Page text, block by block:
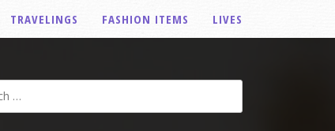
TRAVELINGS FASHION ITEMS LIVES